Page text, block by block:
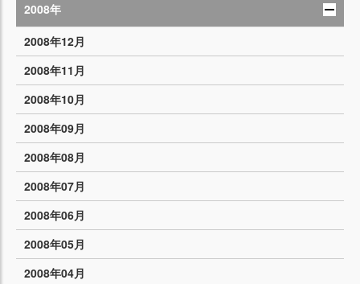
2008年
2008年12月
2008年11月
2008年10月
2008年09月
2008年08月
2008年07月
2008年06月
2008年05月
2008年04月